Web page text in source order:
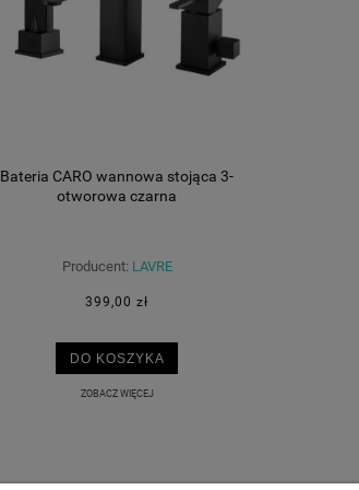
Bateria CARO wannowa stojąca 3-
otworowa czarna
Producent: LAVRE
399,00 zł
DO KOSZYKA
ZOBACZ WIĘCEJ